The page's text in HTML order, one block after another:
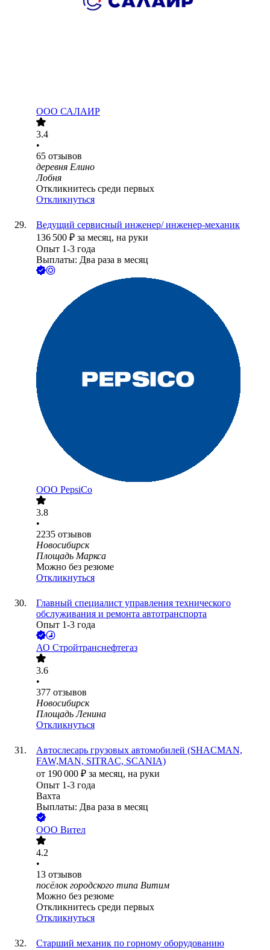
ООО САЛАИР
3.4
•
65 отзывов
деревня Елино
Лобня
Откликнитесь среди первых
Откликнуться
Ведущий сервисный инженер/ инженер-механик
136 500 ₽ за месяц, на руки
Опыт 1-3 года
Выплаты: Два раза в месяц
ООО PepsiCo
3.8
•
2235 отзывов
Новосибирск
Площадь Маркса
Можно без резюме
Откликнуться
Главный специалист управления технического
обслуживания и ремонта автотранспорта
Опыт 1-3 года
АО Стройтранснефтегаз
3.6
•
377 отзывов
Новосибирск
Площадь Ленина
Откликнуться
Автослесарь грузовых автомобилей (SHACMAN,
FAW,MAN, SITRAC, SCANIA)
от 190 000 ₽ за месяц, на руки
Опыт 1-3 года
Вахта
Выплаты: Два раза в месяц
ООО Вител
4.2
•
13 отзывов
посёлок городского типа Витим
Можно без резюме
Откликнитесь среди первых
Откликнуться
Старший механик по горному оборудованию